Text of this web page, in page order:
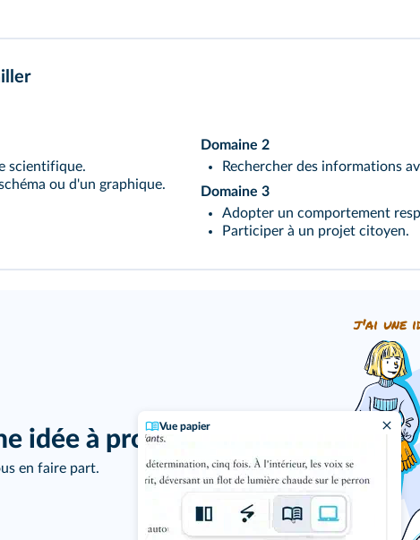
Vue papier
scientifique.
ou d'un graphique.
Domaine 2
Rechercher des informations
Domaine 3
Adopter un comportement
Participer à un projet citoyen.
idée à proposer ?
en faire part.
j'ai une